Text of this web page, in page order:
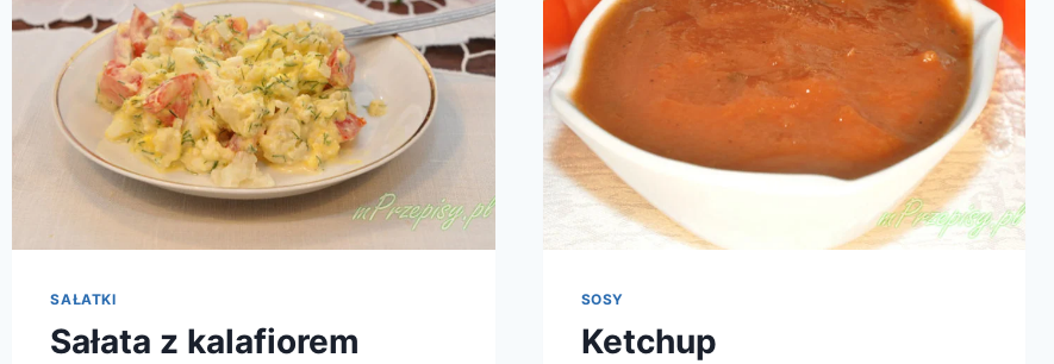
SAŁATKI
Sałata z kalafiorem
SOSY
Ketchup